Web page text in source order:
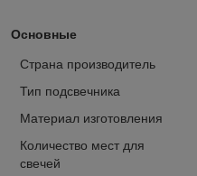
Основные
Страна производитель
Тип подсвечника
Материал изготовления
Количество мест для
свечей